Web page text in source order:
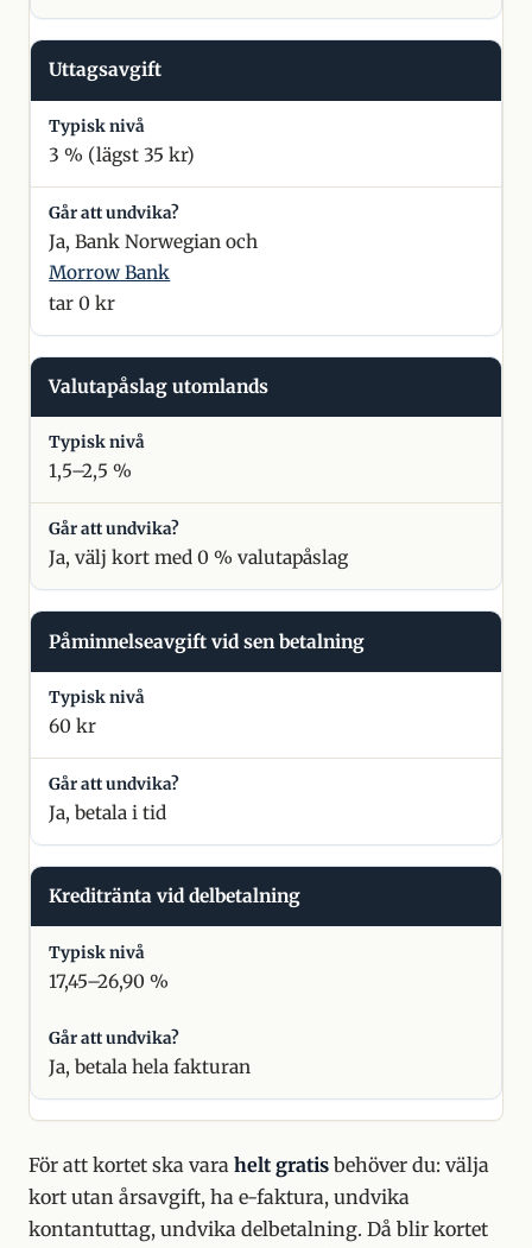
Uttagsavgift
3 % (lägst 35 kr)
Ja, Bank Norwegian och
Morrow Bank
tar 0 kr
Valutapåslag utomlands
1,5–2,5 %
Ja, välj kort med 0 % valutapåslag
Påminnelseavgift vid sen betalning
60 kr
Ja, betala i tid
Kreditränta vid delbetalning
17,45–26,90 %
Ja, betala hela fakturan
För att kortet ska vara helt gratis behöver du: välja
kort utan årsavgift, ha e-faktura, undvika
kontantuttag, undvika delbetalning. Då blir kortet